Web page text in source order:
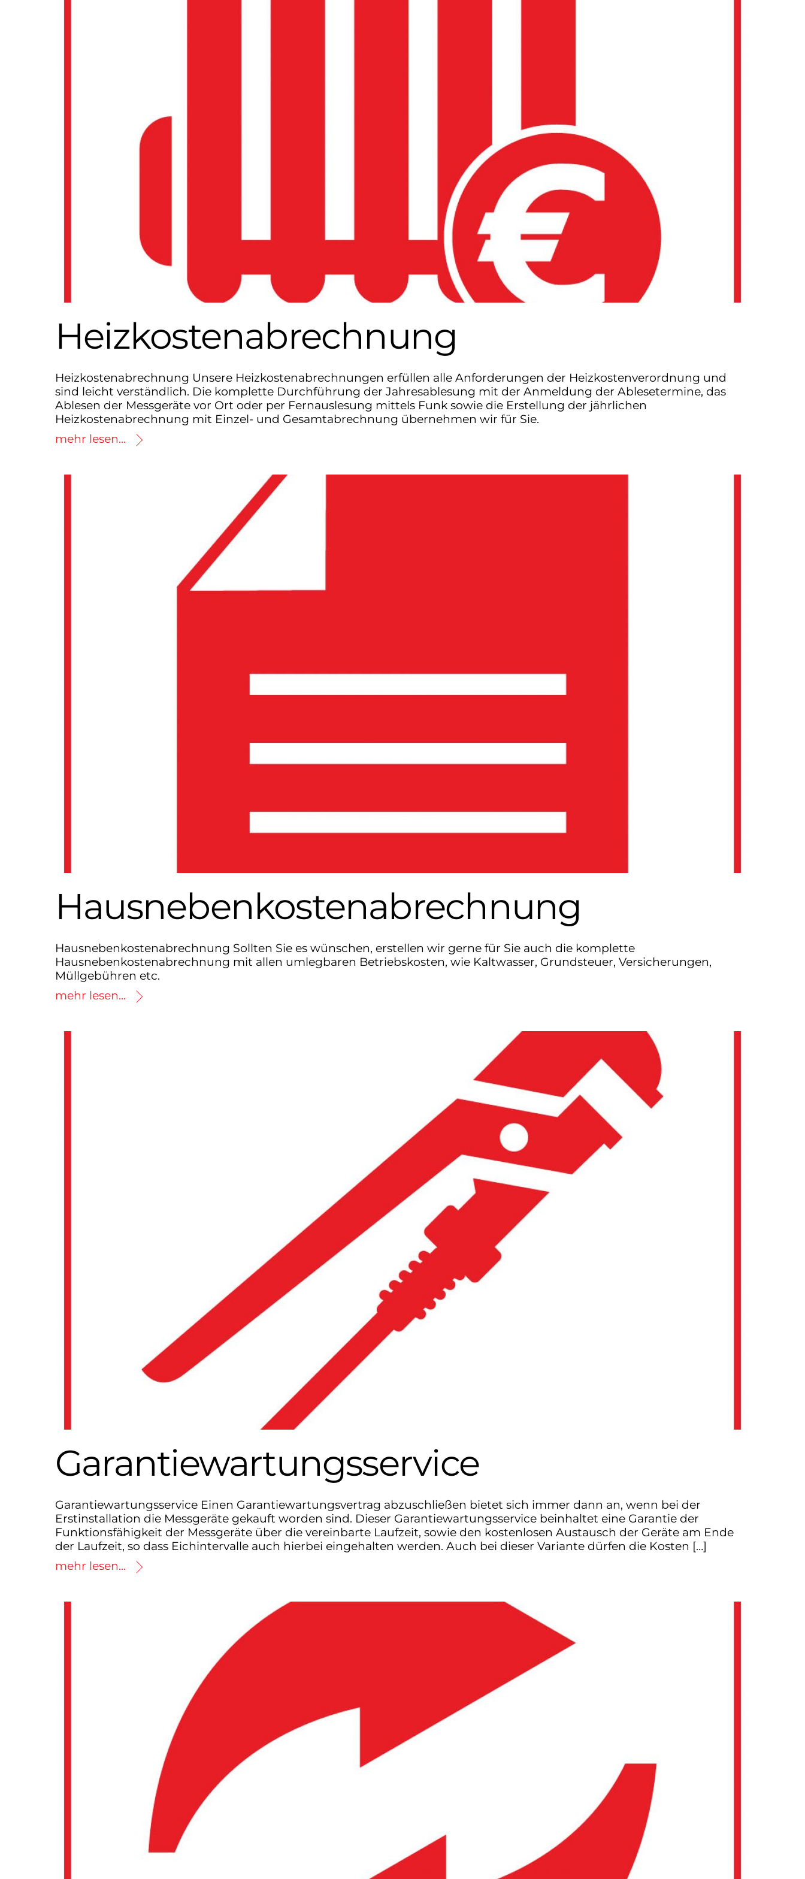
Heizkostenabrechnung
Heizkostenabrechnung Unsere Heizkostenabrechnungen erfüllen alle Anforderungen der Heizkostenverordnung und
sind leicht verständlich. Die komplette Durchführung der Jahresablesung mit der Anmeldung der Ablesetermine, das
Ablesen der Messgeräte vor Ort oder per Fernauslesung mittels Funk sowie die Erstellung der jährlichen
Heizkostenabrechnung mit Einzel- und Gesamtabrechnung übernehmen wir für Sie.
mehr lesen...
Hausnebenkostenabrechnung
Hausnebenkostenabrechnung Sollten Sie es wünschen, erstellen wir gerne für Sie auch die komplette
Hausnebenkostenabrechnung mit allen umlegbaren Betriebskosten, wie Kaltwasser, Grundsteuer, Versicherungen,
Müllgebühren etc.
mehr lesen...
Garantiewartungsservice
Garantiewartungsservice Einen Garantiewartungsvertrag abzuschließen bietet sich immer dann an, wenn bei der
Erstinstallation die Messgeräte gekauft worden sind. Dieser Garantiewartungsservice beinhaltet eine Garantie der
Funktionsfähigkeit der Messgeräte über die vereinbarte Laufzeit, sowie den kostenlosen Austausch der Geräte am Ende
der Laufzeit, so dass Eichintervalle auch hierbei eingehalten werden. Auch bei dieser Variante dürfen die Kosten […]
mehr lesen...